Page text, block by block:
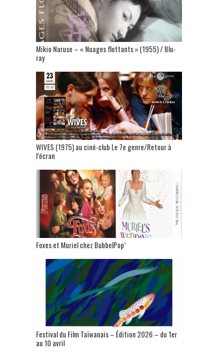
Mikio Naruse – « Nuages flottants » (1955) / Blu-
ray
WIVES (1975) au ciné-club Le 7e genre/Retour à
l’écran
Foxes et Muriel chez BubbelPop’
Festival du Film Taïwanais – Édition 2026 – du 1er
au 10 avril